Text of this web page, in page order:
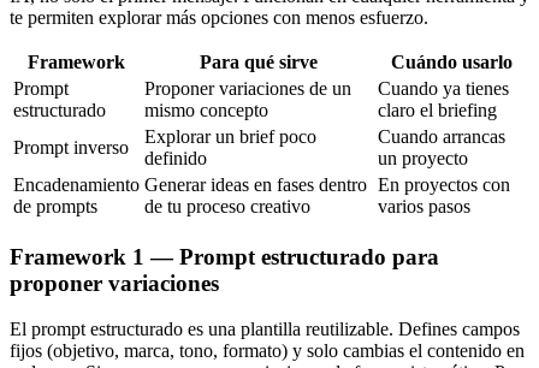
te permiten explorar más opciones con menos esfuerzo.
Framework Para qué sirve
Cuándo usarlo
Prompt
estructurado
Proponer variaciones de un
mismo concepto
Cuando ya tienes
claro el briefing
Prompt inverso
Explorar un brief poco
definido
Cuando arrancas
un proyecto
Encadenamiento
de prompts
Generar ideas en fases dentro
de tu proceso creativo
En proyectos con
varios pasos
Framework 1 — Prompt estructurado para
proponer variaciones
El prompt estructurado es una plantilla reutilizable. Defines campos
fijos (objetivo, marca, tono, formato) y solo cambias el contenido en